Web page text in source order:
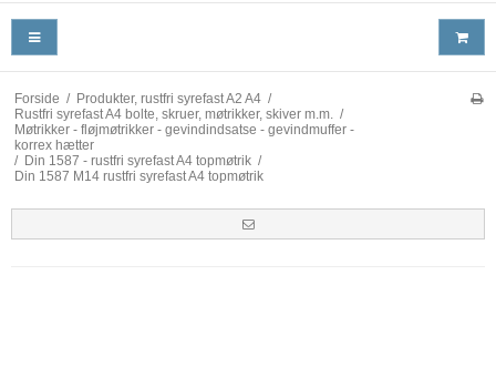
Forside / Produkter, rustfri syrefast A2 A4 /
Rustfri syrefast A4 bolte, skruer, møtrikker, skiver m.m. /
Møtrikker - fløjmøtrikker - gevindindsatse - gevindmuffer -
korrex hætter
/ Din 1587 - rustfri syrefast A4 topmøtrik /
Din 1587 M14 rustfri syrefast A4 topmøtrik